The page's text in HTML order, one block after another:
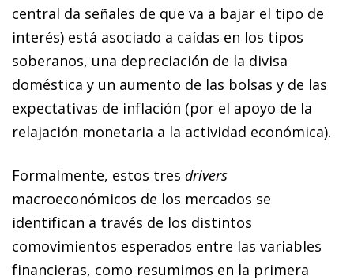
central da señales de que va a bajar el tipo de
interés) está asociado a caídas en los tipos
soberanos, una depreciación de la divisa
doméstica y un aumento de las bolsas y de las
expectativas de inflación (por el apoyo de la
relajación monetaria a la actividad económica).
Formalmente, estos tres drivers
macroeconómicos de los mercados se
identifican a través de los distintos
comovimientos esperados entre las variables
financieras, como resumimos en la primera